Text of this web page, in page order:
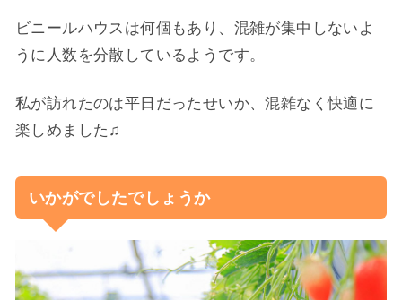
ビニールハウスは何個もあり、混雑が集中しないよ
うに人数を分散しているようです。
私が訪れたのは平日だったせいか、混雑なく快適に
楽しめました♫
いかがでしたでしょうか